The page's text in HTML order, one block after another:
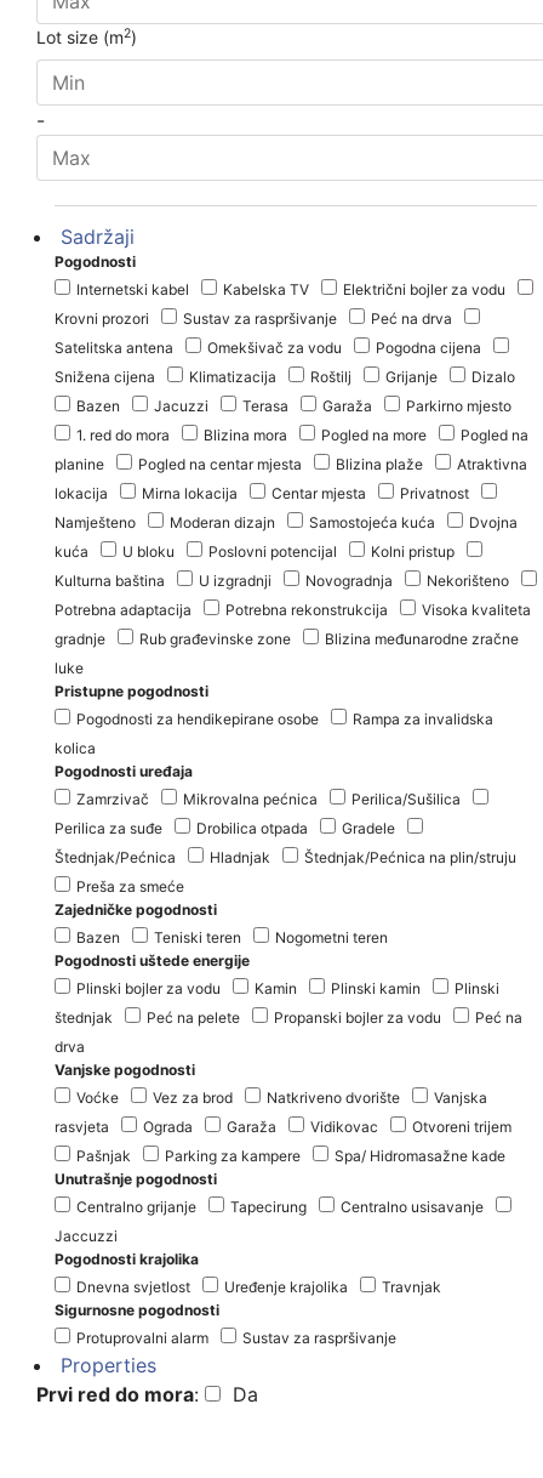
Lot size (m2)
-
Sadržaji
Pogodnosti
Internetski kabel
Kabelska TV
Električni bojler za vodu
Krovni prozori
Sustav za raspršivanje
Peć na drva
Satelitska antena
Omekšivač za vodu
Pogodna cijena
Snižena cijena
Klimatizacija Roštilj Grijanje
Dizalo
Bazen
Jacuzzi Terasa Garaža
Parkirno mjesto
1. red do mora
Blizina mora Pogled na more
Pogled na
planine
Pogled na centar mjesta Blizina plaže
Atraktivna
lokacija
Mirna lokacija Centar mjesta
Privatnost
Namješteno
Moderan dizajn Samostojeća kuća
Dvojna
kuća
U bloku Poslovni potencijal
Kolni pristup
Kulturna baština
U izgradnji Novogradnja
Nekorišteno
Potrebna adaptacija
Potrebna rekonstrukcija
Visoka kvaliteta
gradnje
Rub građevinske zone
Blizina međunarodne zračne
luke
Pristupne pogodnosti
Pogodnosti za hendikepirane osobe
Rampa za invalidska
kolica
Pogodnosti uređaja
Zamrzivač
Mikrovalna pećnica
Perilica/Sušilica
Perilica za suđe
Drobilica otpada
Gradele
Štednjak/Pećnica
Hladnjak
Štednjak/Pećnica na plin/struju
Preša za smeće
Zajedničke pogodnosti
Bazen
Teniski teren
Nogometni teren
Pogodnosti uštede energije
Plinski bojler za vodu
Kamin Plinski kamin
Plinski
štednjak
Peć na pelete Propanski bojler za vodu
Peć na
drva
Vanjske pogodnosti
Voćke
Vez za brod Natkriveno dvorište
Vanjska
rasvjeta
Ograda Garaža Vidikovac
Otvoreni trijem
Pašnjak
Parking za kampere
Spa/ Hidromasažne kade
Unutrašnje pogodnosti
Centralno grijanje
Tapecirung
Centralno usisavanje
Jaccuzzi
Pogodnosti krajolika
Dnevna svjetlost
Uređenje krajolika
Travnjak
Sigurnosne pogodnosti
Protuprovalni alarm
Sustav za raspršivanje
Properties
Prvi red do mora: Da